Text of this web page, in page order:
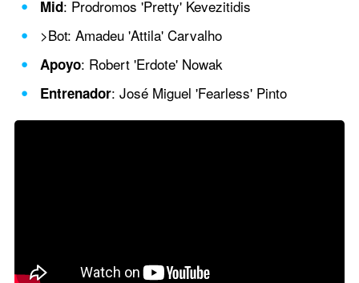
Mid: Prodromos 'Pretty' Kevezitidis
>Bot: Amadeu 'Attila' Carvalho
Apoyo: Robert 'Erdote' Nowak
Entrenador: José Miguel 'Fearless' Pinto